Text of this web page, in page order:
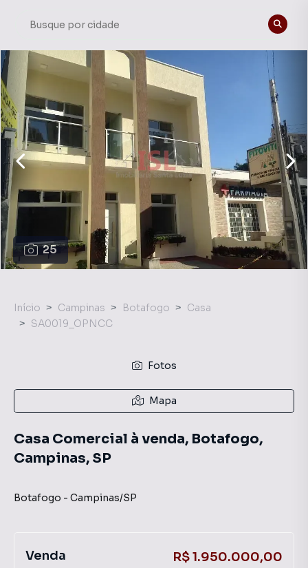
25
Início Campinas Botafogo
Casa
SA0019_OPNCC
Fotos
Mapa
Casa Comercial à venda, Botafogo,
Campinas, SP
Botafogo - Campinas/SP
Venda R$ 1.950.000,00